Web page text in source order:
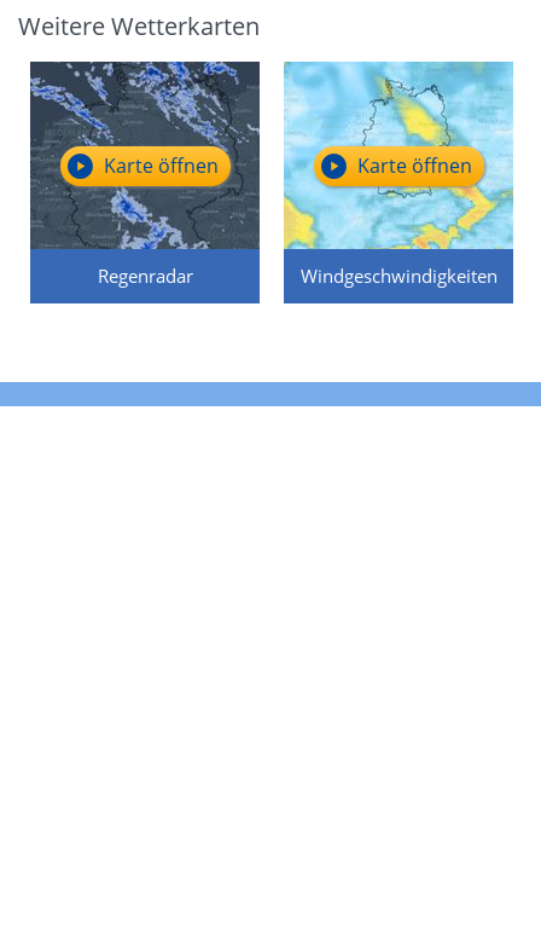
Weitere Wetterkarten
Regenradar
Karte öffnen
Windgeschwindigkeiten
Karte öffnen